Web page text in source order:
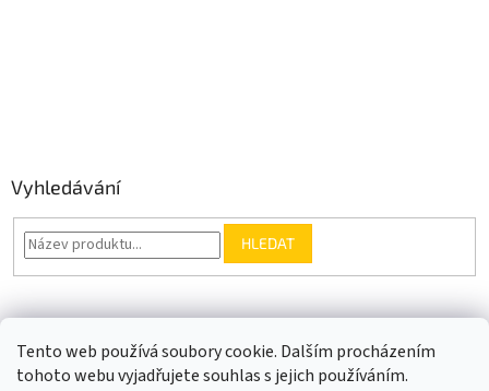
Tento web používá soubory cookie. Dalším procházením
tohoto webu vyjadřujete souhlas s jejich používáním.
Vyhledávání
HLEDAT